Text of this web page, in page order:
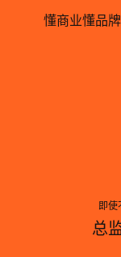
懂商业懂品
即使
总